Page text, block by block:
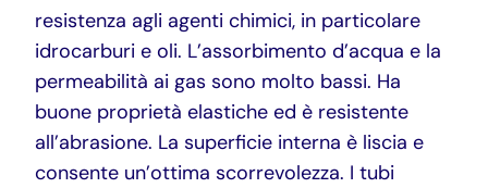
resistenza agli agenti chimici, in particolare
idrocarburi e oli. L’assorbimento d’acqua e la
permeabilità ai gas sono molto bassi. Ha
buone proprietà elastiche ed è resistente
all’abrasione. La superficie interna è liscia e
consente un’ottima scorrevolezza. I tubi